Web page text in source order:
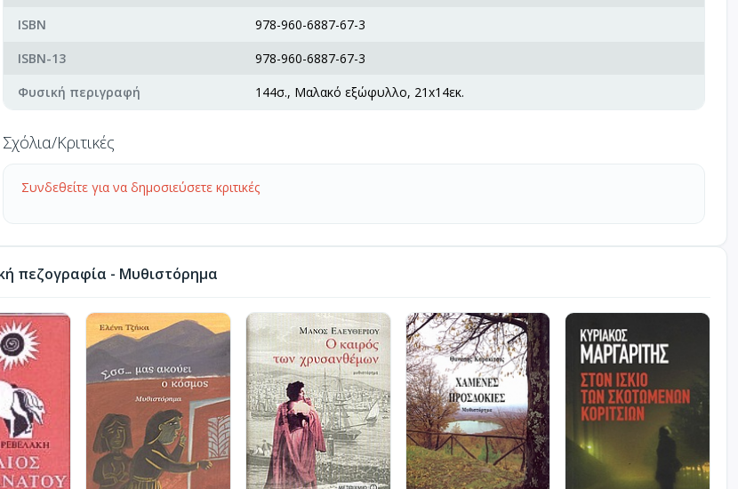
ISBN
978-960-6887-67-3
ISBN-13
978-960-6887-67-3
Φυσική περιγραφή
144σ., Μαλακό εξώφυλλο, 21x14εκ.
Σχόλια/Κριτικές
Συνδεθείτε για να δημοσιεύσετε κριτικές
πεζογραφία - Μυθιστόρημα